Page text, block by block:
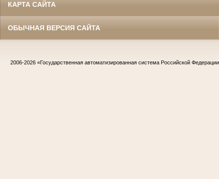
КАРТА САЙТА
ОБЫЧНАЯ ВЕРСИЯ САЙТА
2006-2026 «Государственная автоматизированная система Российской